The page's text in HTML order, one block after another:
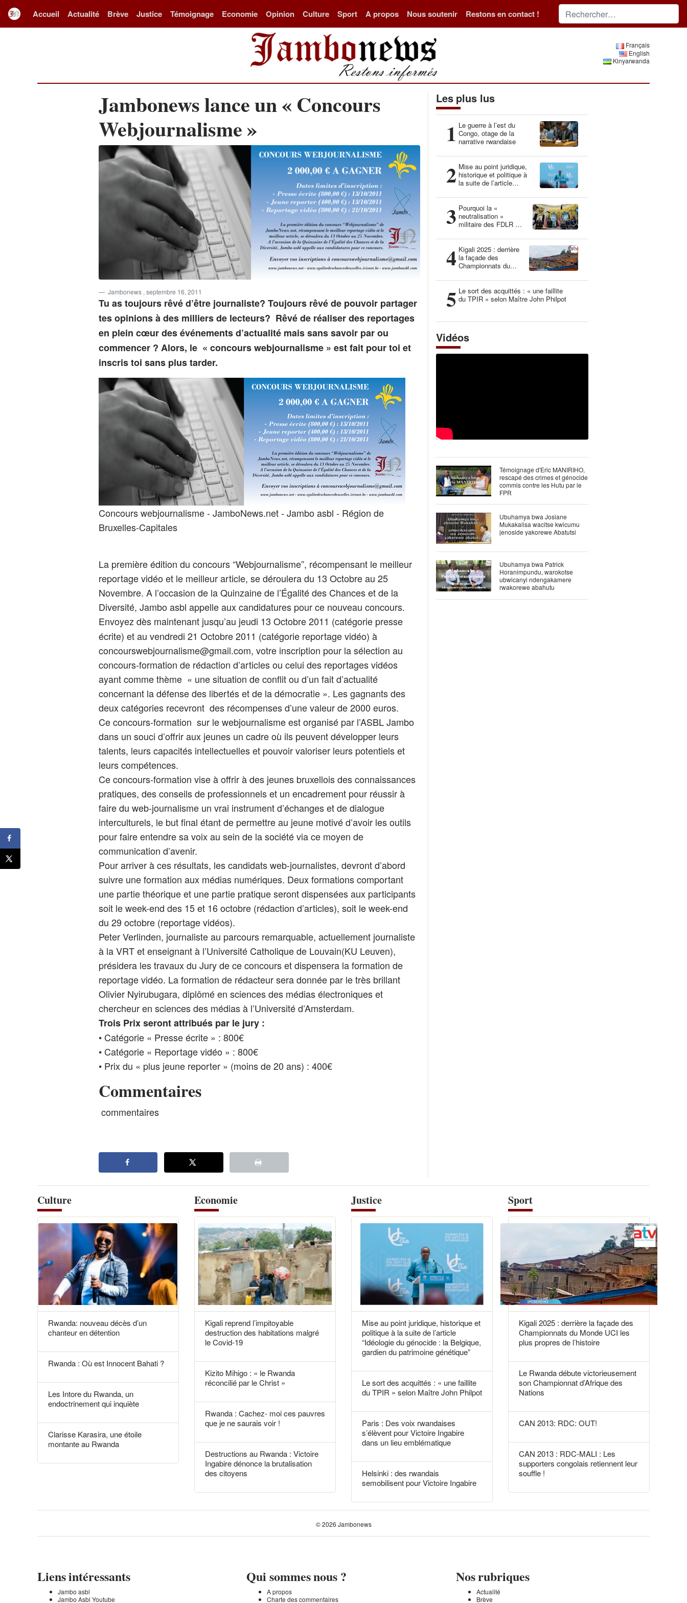
Accueil Actualité Brève Justice Témoignage Economie Opinion Culture Sport A propos Nous soutenir Restons en contact !
Français
English
Kinyarwanda
Jambonews lance un « Concours
Webjournalisme »
Jambonews , septembre 16, 2011
Tu as toujours rêvé d’être journaliste? Toujours rêvé de pouvoir partager
tes opinions à des milliers de lecteurs? Rêvé de réaliser des reportages
en plein cœur des événements d’actualité mais sans savoir par ou
commencer ? Alors, le « concours webjournalisme » est fait pour toi et
inscris toi sans plus tarder.
Concours webjournalisme - JamboNews.net - Jambo asbl - Région de
Bruxelles-Capitales
La première édition du concours “Webjournalisme”, récompensant le meilleur
reportage vidéo et le meilleur article, se déroulera du 13 Octobre au 25
Novembre. A l’occasion de la Quinzaine de l’Égalité des Chances et de la
Diversité, Jambo asbl appelle aux candidatures pour ce nouveau concours.
Envoyez dès maintenant jusqu’au jeudi 13 Octobre 2011 (catégorie presse
écrite) et au vendredi 21 Octobre 2011 (catégorie reportage vidéo) à
concourswebjournalisme@gmail.com, votre inscription pour la sélection au
concours-formation de rédaction d’articles ou celui des reportages vidéos
ayant comme thème « une situation de conflit ou d’un fait d’actualité
concernant la défense des libertés et de la démocratie ». Les gagnants des
deux catégories recevront des récompenses d’une valeur de 2000 euros.
Ce concours-formation sur le webjournalisme est organisé par l’ASBL Jambo
dans un souci d’offrir aux jeunes un cadre où ils peuvent développer leurs
talents, leurs capacités intellectuelles et pouvoir valoriser leurs potentiels et
leurs compétences.
Ce concours-formation vise à offrir à des jeunes bruxellois des connaissances
pratiques, des conseils de professionnels et un encadrement pour réussir à
faire du web-journalisme un vrai instrument d’échanges et de dialogue
interculturels, le but final étant de permettre au jeune motivé d’avoir les outils
pour faire entendre sa voix au sein de la société via ce moyen de
communication d’avenir.
Pour arriver à ces résultats, les candidats web-journalistes, devront d’abord
suivre une formation aux médias numériques. Deux formations comportant
une partie théorique et une partie pratique seront dispensées aux participants
soit le week-end des 15 et 16 octobre (rédaction d’articles), soit le week-end
du 29 octobre (reportage vidéos).
Peter Verlinden, journaliste au parcours remarquable, actuellement journaliste
à la VRT et enseignant à l’Université Catholique de Louvain(KU Leuven),
présidera les travaux du Jury de ce concours et dispensera la formation de
reportage vidéo. La formation de rédacteur sera donnée par le très brillant
Olivier Nyirubugara, diplômé en sciences des médias électroniques et
chercheur en sciences des médias à l’Université d’Amsterdam.
TroisPrix seront attribués par le jury :
• Catégorie « Presse écrite » : 800€
• Catégorie « Reportage vidéo » : 800€
• Prix du « plus jeune reporter » (moins de 20 ans) : 400€
Commentaires
commentaires
Les plus lus
1 Le guerre à l’est du
Congo, otage de la
narrative rwandaise
2 Mise au point juridique,
historique et politique à
la suite de l’article
la Belgique, gardien du
patrimoine génétique”
3 Pourquoi la «
neutralisation »
militaire des FDLR est
illusion
4 Kigali 2025 : derrière
la façade des
Championnats du
propres de l’histoire
5 Le sort des acquittés : « une faillite
du TPIR » selon Maître John Philpot
Vidéos
Témoignage d'Eric MANIRIHO,
rescapé des crimes et génocide
commis contre les Hutu par le
FPR
Ubuhamya bwa Josiane
Mukakalisa wacitse kwicumu
jenoside yakorewe Abatutsi
Ubuhamya bwa Patrick
Horanimpundu, warokotse
ubwicanyi ndengakamere
rwakorewe abahutu
Culture
Rwanda: nouveau décès d’un
chanteur en détention
Rwanda : Où est Innocent Bahati ?
Les Intore du Rwanda, un
endoctrinement qui inquiète
Clarisse Karasira, une étoile
montante au Rwanda
Economie
Kigali reprend l’impitoyable
destruction des habitations malgré
le Covid-19
Kizito Mihigo : « le Rwanda
réconcilié par le Christ »
Rwanda : Cachez- moi ces pauvres
que je ne saurais voir !
Destructions au Rwanda : Victoire
Ingabire dénonce la brutalisation
des citoyens
Justice
Mise au point juridique, historique et
politique à la suite de l’article
“Idéologie du génocide : la Belgique,
gardien du patrimoine génétique”
Le sort des acquittés : « une faillite
du TPIR » selon Maître John Philpot
Paris : Des voix rwandaises
s’élèvent pour Victoire Ingabire
dans un lieu emblématique
Helsinki : des rwandais
semobilisent pour Victoire Ingabire
Sport
Kigali 2025 : derrière la façade des
Championnats du Monde UCI les
plus propres de l’histoire
Le Rwanda débute victorieusement
son Championnat d’Afrique des
Nations
CAN 2013: RDC: OUT!
CAN 2013 : RDC-MALI : Les
supporters congolais retiennent leur
souffle !
© 2026 Jambonews
Liens intéressants
Jambo asbl
Jambo Asbl Youtube
Qui sommes nous ?
A propos
Charte des commentaires
Nos rubriques
Actualité
Brève